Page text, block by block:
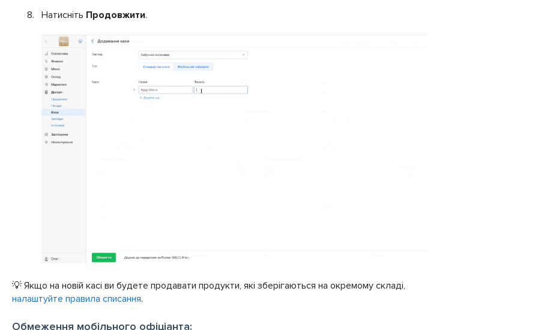
Натисніть Продовжити.
💡 Якщо на новій касі ви будете продавати продукти, які зберігаються на окремому складі,
налаштуйте правила списання.
Обмеження мобільного офіціанта: